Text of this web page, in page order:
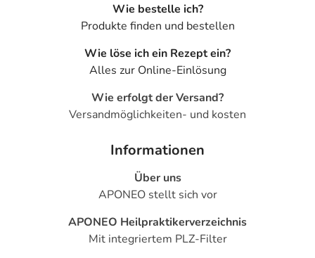
Wie bestelle ich?
Produkte finden und bestellen
Wie löse ich ein Rezept ein?
Alles zur Online-Einlösung
Wie erfolgt der Versand?
Versandmöglichkeiten- und kosten
Informationen
Über uns
APONEO stellt sich vor
APONEO Heilpraktikerverzeichnis
Mit integriertem PLZ-Filter